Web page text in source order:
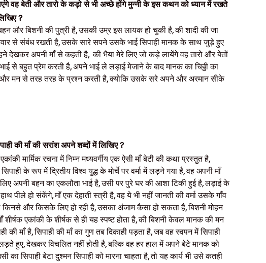
वह बेती और तारो के कड़ो से भी अच्छे होंगे मुन्नी के इस कथन को ध्यान में रखते
?
और बिशनी की पुत्री है, उसकी उम्र इस लायक हो चुकी है, की शादी की जा
से संबंध रखती है, उसके सारे सपने उसके भाई सिपाही मानक के साथ जुड़े हुए
देखकर अपनी माँ से कहती है, की भैया मेरे लिए जो कड़े लायेंगे वह तारो और बेतों
से बहुत प्रेम करती है, अपने भाई ले लड़ाई मेजाने के बाद मानक का चिठ्ठी का
और मन से तरह तरह के प्रश्न करती है, क्योकि उसके सरे अपने और अरमान सीके
की माँ की सरांश अपने शब्दों में लिखिए ?
मार्मिक रचना में निम्न मध्यवर्गीय एक ऐसी माँ बेटी की कथा प्रस्तुत है,
के रूप में द्रितीय विश्व युद्ध के मोर्चे पर वर्मा में लड़ने गया है, वह अपनी माँ
अपनी बहन का एकलौता भाई है, उसी पर पुरे घर की आशा टिकी हुई है, लड़ाई के
पीले हो संकेंगे, माँ एक देहाती स्त्री है, वह ये भी नहीं जानती की वर्मा उसके गाँव
और किसके लिए हो रही है, उसका अंजाम कैसा हो सकता है, बिशनी मोहन
शीर्षक एकांकी के शीर्षक से ही यह स्पष्ट होता है, की बिशनी केवल मानक की मन
की माँ है, सिपाही की माँ का गुण तब दिकाही पड़ता है, जब वह स्वपन में सिपाही
हुए, देखकर विचलित नहीं होती है, बल्कि वह हर हाल में अपने बेटे मानक को
का सिपाही बेटा दुश्मन सिपाही को मारना चाहता है, तो यह कार्य भी उसे कतही